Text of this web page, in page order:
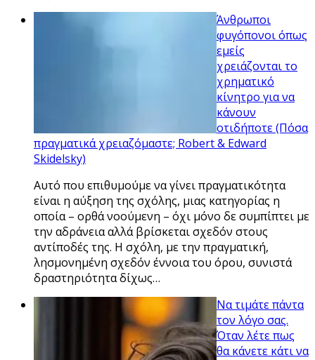
Άνθρωποι
φυγόπονοι όπως
εμείς
χρειάζονται το
χρηματικό
κίνητρο για να
κάνουν
οτιδήποτε (Πόσα
πραγματικά χρειαζόμαστε; Robert & Edward
Skidelsky)
Αυτό που επιθυμούμε να γίνει πραγματικότητα
είναι η αύξηση της σχόλης, μιας κατηγορίας η
οποία – ορθά νοούμενη – όχι μόνο δε συμπίπτει με
την αδράνεια αλλά βρίσκεται σχεδόν στους
αντίποδές της. Η σχόλη, με την πραγματική,
λησμονημένη σχεδόν έννοια του όρου, συνιστά
δραστηριότητα δίχως…
Να τιμάτε πάντα
τον λόγο σας.
Όταν λέτε πως
θα κάνετε κάτι να